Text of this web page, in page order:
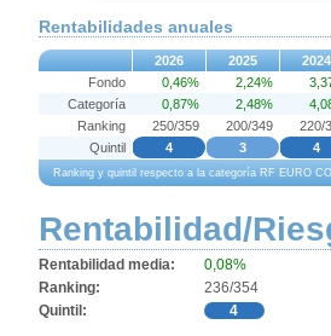
Rentabilidades anuales
2026 2025 2024
Ranking y quintil respecto a la categoría RF EURO
Fondo 0,46% 2,24%
Categoría
0,87% 2,48%
Ranking
250/359 200/349
220/
Quintil
4 3 4
Rentabilidad/
Rentabilidad media:
0,08%
Ranking:
236/354
Quintil:
4